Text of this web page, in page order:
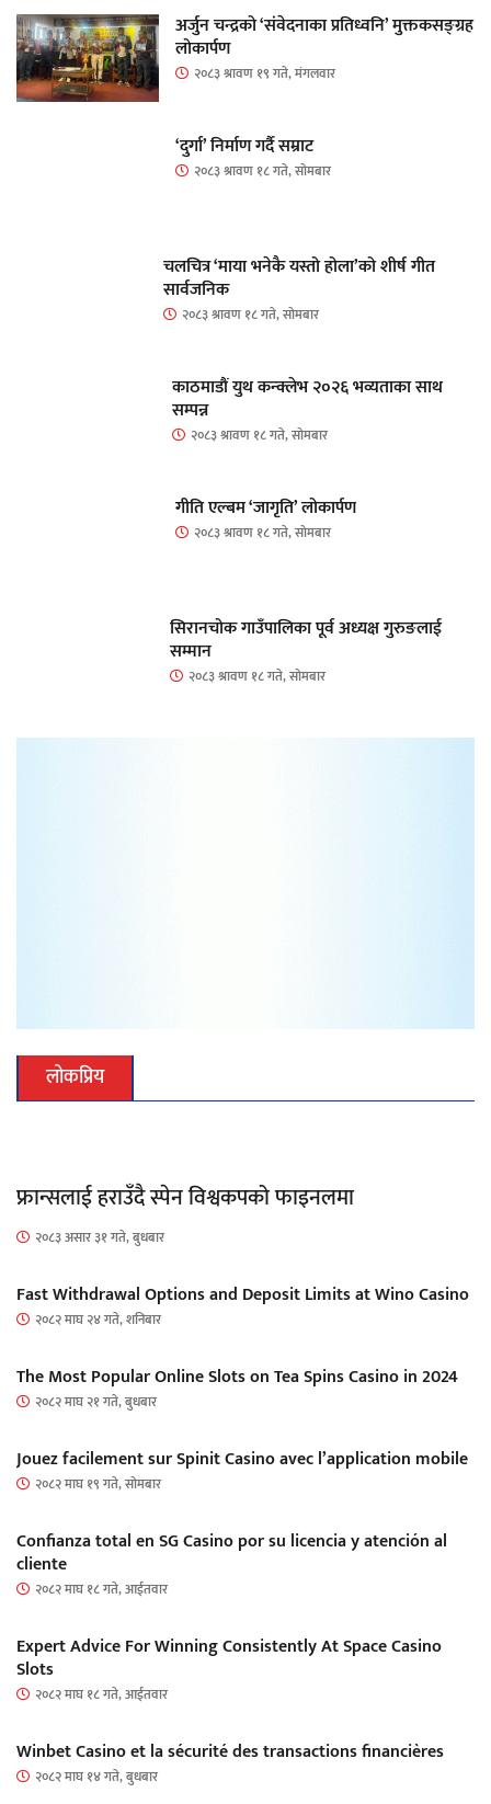
अर्जुन चन्द्रको ‘संवेदनाका प्रतिध्वनि’ मुक्तकसङ्ग्रह
लोकार्पण
२०८३ श्रावण १९ गते, मंगलवार
‘दुर्गा’ निर्माण गर्दै सम्राट
२०८३ श्रावण १८ गते, सोमबार
चलचित्र ‘माया भनेकै यस्तो होला’को शीर्ष गीत
सार्वजनिक
२०८३ श्रावण १८ गते, सोमबार
काठमाडौं युथ कन्क्लेभ २०२६ भव्यताका साथ
सम्पन्न
२०८३ श्रावण १८ गते, सोमबार
गीति एल्बम ‘जागृति’ लोकार्पण
२०८३ श्रावण १८ गते, सोमबार
सिरानचोक गाउँपालिका पूर्व अध्यक्ष गुरुङलाई
सम्मान
२०८३ श्रावण १८ गते, सोमबार
लोकप्रिय
फ्रान्सलाई हराउँदै स्पेन विश्वकपको फाइनलमा
२०८३ असार ३१ गते, बुधबार
Fast Withdrawal Options and Deposit Limits at Wino Casino
२०८२ माघ २४ गते, शनिबार
The Most Popular Online Slots on Tea Spins Casino in 2024
२०८२ माघ २१ गते, बुधबार
Jouez facilement sur Spinit Casino avec l’application mobile
२०८२ माघ १९ गते, सोमबार
Confianza total en SG Casino por su licencia y atención al
cliente
२०८२ माघ १८ गते, आईतवार
Expert Advice For Winning Consistently At Space Casino
Slots
२०८२ माघ १८ गते, आईतवार
Winbet Casino et la sécurité des transactions financières
२०८२ माघ १४ गते, बुधबार